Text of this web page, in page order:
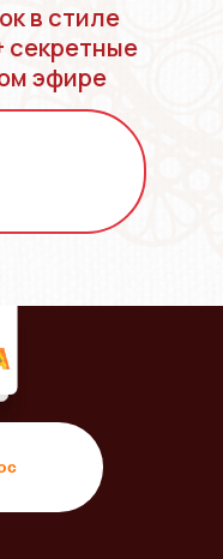
в стиле
секретные
эфире